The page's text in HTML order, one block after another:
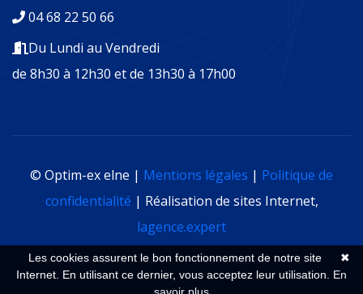
04 68 22 50 66
Du Lundi au Vendredi
de 8h30 à 12h30 et de 13h30 à 17h00
© Optim-ex elne | Mentions légales | Politique de
confidentialité | Réalisation de sites Internet,
lagence.expert
✖
Les cookies assurent le bon fonctionnement de notre site
Internet. En utilisant ce dernier, vous acceptez leur utilisation. En